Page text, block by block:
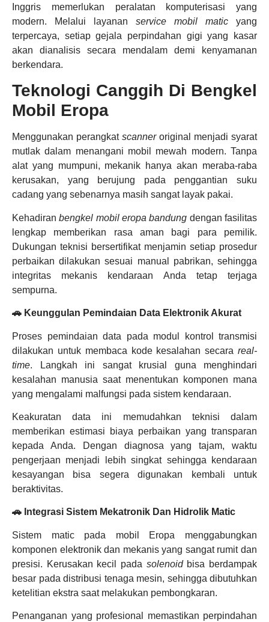
Inggris memerlukan peralatan komputerisasi yang
modern. Melalui layanan service mobil matic yang
terpercaya, setiap gejala perpindahan gigi yang kasar
akan dianalisis secara mendalam demi kenyamanan
berkendara.
Teknologi Canggih Di Bengkel
Mobil Eropa
Menggunakan perangkat scanneroriginal menjadi syarat
mutlak dalam menangani mobil mewah modern. Tanpa
alat yang mumpuni, mekanik hanya akan meraba-raba
kerusakan, yang berujung pada penggantian suku
cadang yang sebenarnya masih sangat layak pakai.
Kehadiranbengkel mobil eropa bandung dengan fasilitas
lengkap memberikan rasa aman bagi para pemilik.
Dukungan teknisi bersertifikat menjamin setiap prosedur
perbaikan dilakukan sesuai manual pabrikan, sehingga
integritas mekanis kendaraan Anda tetap terjaga
sempurna.
🚗 Keunggulan Pemindaian Data Elektronik Akurat
Proses pemindaian data pada modul kontrol transmisi
dilakukan untuk membaca kode kesalahan secara real-
time. Langkah ini sangat krusial guna menghindari
kesalahan manusia saat menentukan komponen mana
yang mengalami malfungsi pada sistem kendaraan.
Keakuratan data ini memudahkan teknisi dalam
memberikan estimasi biaya perbaikan yang transparan
kepada Anda. Dengan diagnosa yang tajam, waktu
pengerjaan menjadi lebih singkat sehingga kendaraan
kesayangan bisa segera digunakan kembali untuk
beraktivitas.
🚗 Integrasi Sistem Mekatronik Dan Hidrolik Matic
Sistem matic pada mobil Eropa menggabungkan
komponen elektronik dan mekanis yang sangat rumit dan
presisi. Kerusakan kecil pada solenoidbisa berdampak
besar pada distribusi tenaga mesin, sehingga dibutuhkan
ketelitian ekstra saat melakukan pembongkaran.
Penanganan yang profesional memastikan perpindahan